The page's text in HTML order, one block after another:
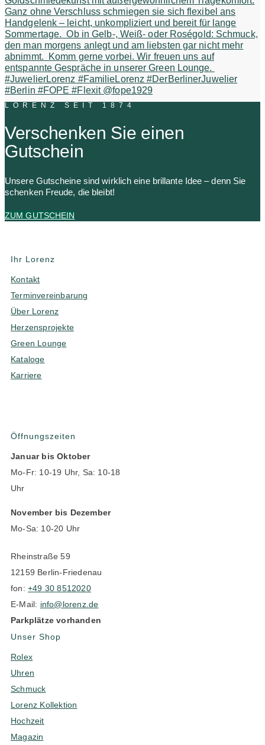
LORENZ SEIT 1874
Verschenken Sie einen
Gutschein
Unsere Gutscheine sind wirklich eine brillante Idee – denn Sie
schenken Freude, die bleibt!
ZUM GUTSCHEIN
Ihr Lorenz
Kontakt
Terminvereinbarung
Über Lorenz
Herzensprojekte
Green Lounge
Kataloge
Karriere
Öffnungszeiten
Januar bis Oktober
Mo-Fr: 10-19 Uhr, Sa: 10-18
Uhr
November bis Dezember
Mo-Sa: 10-20 Uhr
Rheinstraße 59
12159 Berlin-Friedenau
fon: +49 30 8512020
E-Mail: info@lorenz.de
Parkplätze vorhanden
Unser Shop
Rolex
Uhren
Schmuck
Lorenz Kollektion
Hochzeit
Magazin